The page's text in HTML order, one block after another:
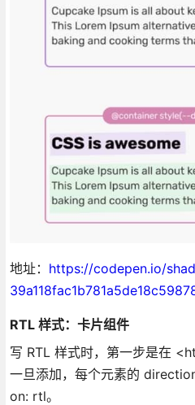
地址： https://codepen.io/
RTL 样式：卡片组件
写 RTL 样式时，第一步是在
一旦添加，每个元素的
on: rtl。